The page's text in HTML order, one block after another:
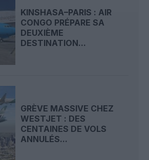
KINSHASA–PARIS : AIR
CONGO PRÉPARE SA
DEUXIÈME
DESTINATION...
GRÈVE MASSIVE CHEZ
WESTJET : DES
CENTAINES DE VOLS
ANNULÉS...